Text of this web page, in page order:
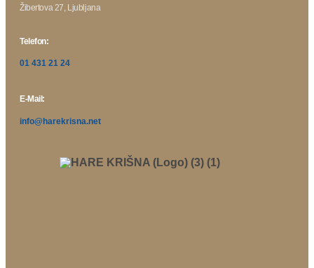
Žibertova 27, Ljubljana
Telefon:
01 431 21 24
E-Mail:
info@harekrisna.net